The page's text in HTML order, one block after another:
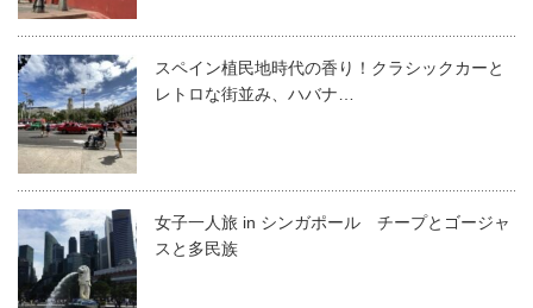
スペイン植民地時代の香り！クラシックカーと
レトロな街並み、ハバナ…
女子一人旅 in シンガポール チープとゴージャ
スと多民族